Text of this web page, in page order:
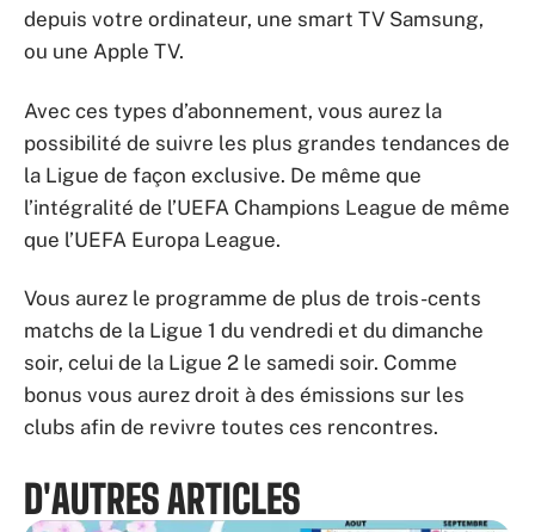
depuis votre ordinateur, une smart TV Samsung,
ou une Apple TV.
Avec ces types d’abonnement, vous aurez la
possibilité de suivre les plus grandes tendances de
la Ligue de façon exclusive. De même que
l’intégralité de l’UEFA Champions League de même
que l’UEFA Europa League.
Vous aurez le programme de plus de trois-cents
matchs de la Ligue 1 du vendredi et du dimanche
soir, celui de la Ligue 2 le samedi soir. Comme
bonus vous aurez droit à des émissions sur les
clubs afin de revivre toutes ces rencontres.
D'AUTRES ARTICLES